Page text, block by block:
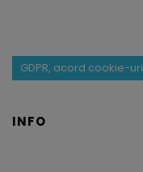
GDPR, acord cookie-uri
INFO